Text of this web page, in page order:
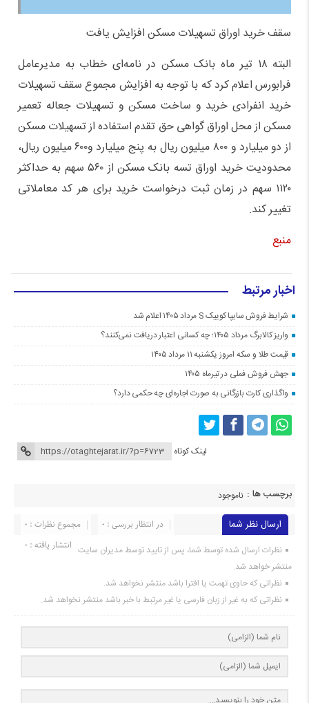
سقف خرید اوراق تسهیلات مسکن افزایش یافت
البته ۱۸ تیر ماه بانک مسکن در نامه‌ای خطاب به مدیرعامل
فرابورس اعلام کرد که با توجه به افزایش مجموع سقف تسهیلات
خرید انفرادی خرید و ساخت مسکن و تسهیلات جعاله تعمیر
مسکن از محل اوراق گواهی حق تقدم استفاده از تسهیلات مسکن
از دو میلیارد و ۸۰۰ میلیون ریال به پنج میلیارد و۶۰۰ میلیون ریال،
محدودیت خرید اوراق تسه بانک مسکن از ۵۶۰ سهم به حداکثر
۱۱۲۰ سهم در زمان ثبت درخواست خرید برای هر کد معاملاتی
تغییر کند.
منبع
اخبار مرتبط
شرایط فروش سایپا کوییک S مرداد ۱۴۰۵ اعلام شد
واریز کالابرگ مرداد ۱۴۰۵؛ چه کسانی اعتبار دریافت نمی‌کنند؟
قیمت طلا و سکه امروز یکشنبه ۱۱ مرداد ۱۴۰۵
جهش فروش فملی در تیرماه ۱۴۰۵
واگذاری کارت بازرگانی به صورت اجاره‌ای چه حکمی دارد؟
لینک کوتاه
برچسب ها : ناموجود
ارسال نظر شما مجموع نظرات : 0
در انتظار بررسی : 0
انتشار یافته : 0 نظرات ارسال شده توسط شما، پس از تایید توسط مدیران سایت
منتشر خواهد شد.
نظراتی که حاوی تهمت یا افترا باشد منتشر نخواهد شد.
نظراتی که به غیر از زبان فارسی یا غیر مرتبط با خبر باشد منتشر نخواهد شد.